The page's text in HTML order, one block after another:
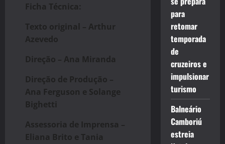
Ficha Técnica:
Texto original – Arthur
Azevedo
Direção – Ana Miranda
Direção de Produção –
Ana Ferguson e Solange
Bighetti
Assessoria de Imprensa –
Eliana Brito e Tania
para
retomar
temporada
de
cruzeiros e
impulsionar
turismo
Balneário
Camboriú
estreia